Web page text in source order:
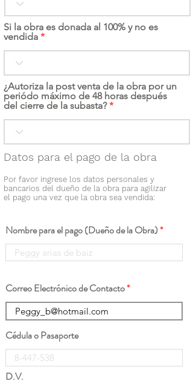
Si la obra es donada al 100% y no es
vendida
¿Autoriza la post venta de la obra por un
periódo máximo de 48 horas después
del cierre de la subasta?
Datos para el pago de la obra
Por favor ingrese los datos personales y
bancarios del dueño de la obra para agilizar
el pago una vez que la obra sea vendida:
Nombre para el pago (Dueño de la Obra)
Correo Electrónico de Contacto
Cédula o Pasaporte
D.V.